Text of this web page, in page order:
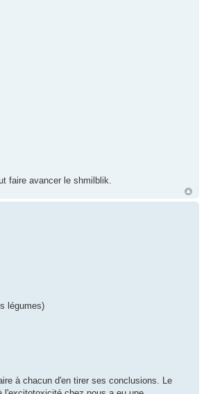
faire avancer le shmilblik.
légumes)
à chacun d'en tirer ses conclusions. Le